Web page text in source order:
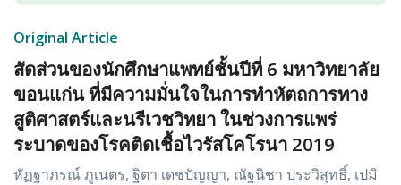
Original Article
สัดส่วนของนักศึกษาแพทย์ชั้นปีที่ 6 มหาวิทยาลัย
ขอนแก่น ที่มีความมั่นใจในการทำหัตถการทาง
สูติศาสตร์และนรีเวชวิทยา ในช่วงการแพร่
ระบาดของโรคติดเชื้อไวรัสโคโรนา 2019
หัฏฐาภรณ์ ภูเนตร, ฐิตา เดชปัญญา, ณัฐนิชา ประวิสุทธิ์, เปมิ